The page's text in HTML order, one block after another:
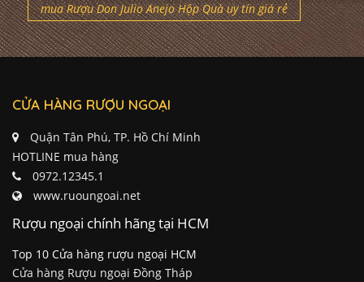
mua Rượu Don Julio Anejo Hộp Quà uy tín giá rẻ
CỬA HÀNG RƯỢU NGOẠI
Quận Tân Phú, TP. Hồ Chí Minh
HOTLINE mua hàng
0972.12345.1
www.ruoungoai.net
Rượu ngoại chính hãng tại HCM
Top 10 Cửa hàng rượu ngoại HCM
Cửa hàng Rượu ngoại Đồng Tháp